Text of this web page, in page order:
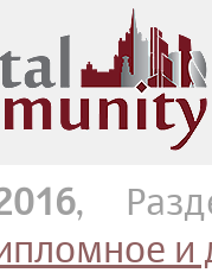
,
и